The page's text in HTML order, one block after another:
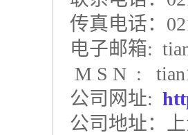
传真电话：
电子邮箱:
M S N :
公司网址:
公司地址：